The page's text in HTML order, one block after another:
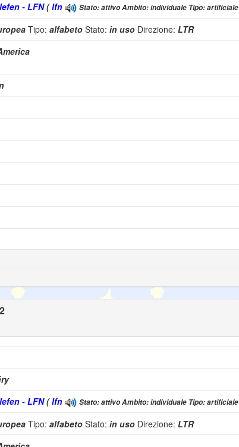
- LFN(lfn Stato: attivo Ambito: individuale Tipo: artificiale
Tipo: alfabeto Stato: in uso Direzione: LTR
- LFN(lfn Stato: attivo Ambito: individuale Tipo: artificiale
Tipo: alfabeto Stato: in uso Direzione: LTR